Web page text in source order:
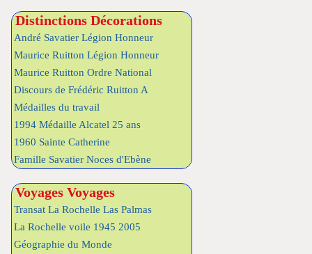
Distinctions Décorations
André Savatier Légion Honneur
Maurice Ruitton Légion Honneur
Maurice Ruitton Ordre National
Discours de Frédéric Ruitton A
Médailles du travail
1994 Médaille Alcatel 25 ans
1960 Sainte Catherine
Famille Savatier Noces d'Ebène
Voyages Voyages
Transat La Rochelle Las Palmas
La Rochelle voile 1945 2005
Géographie du Monde